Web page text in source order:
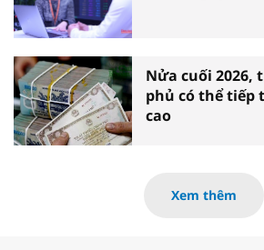
Nửa cuối 2026,
phủ có thể tiếp
cao
Xem thêm